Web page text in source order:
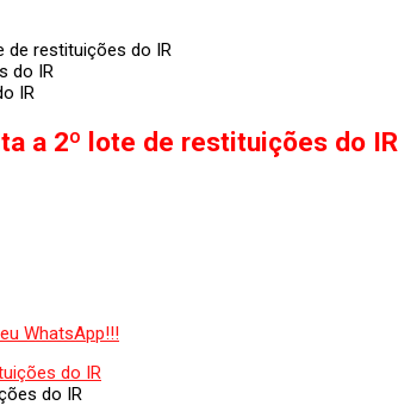
de restituições do IR
IR
a 2º lote de restituições do IR
do IR